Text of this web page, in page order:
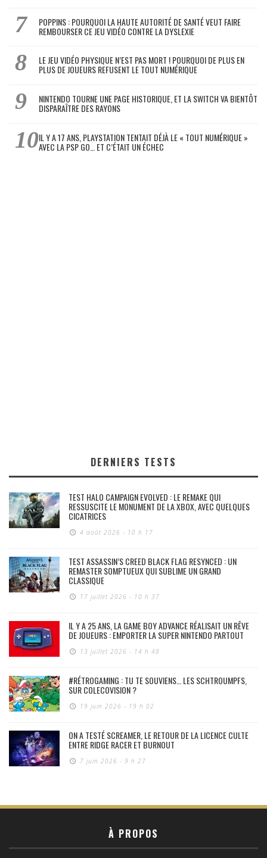
POPPINS : POURQUOI LA HAUTE AUTORITÉ DE SANTÉ VEUT FAIRE
REMBOURSER CE JEU VIDÉO CONTRE LA DYSLEXIE
LE JEU VIDÉO PHYSIQUE N’EST PAS MORT ! POURQUOI DE PLUS EN
PLUS DE JOUEURS REFUSENT LE TOUT NUMÉRIQUE
NINTENDO TOURNE UNE PAGE HISTORIQUE, ET LA SWITCH VA BIENTÔT
DISPARAÎTRE DES RAYONS
IL Y A 17 ANS, PLAYSTATION TENTAIT DÉJÀ LE « TOUT NUMÉRIQUE »
AVEC LA PSP GO… ET C’ÉTAIT UN ÉCHEC
DERNIERS TESTS
TEST HALO CAMPAIGN EVOLVED : LE REMAKE QUI
RESSUSCITE LE MONUMENT DE LA XBOX, AVEC QUELQUES
CICATRICES
4 août 2026 - 10 h 17
TEST ASSASSIN’S CREED BLACK FLAG RESYNCED : UN
REMASTER SOMPTUEUX QUI SUBLIME UN GRAND
CLASSIQUE
17 juillet 2026 - 10 h 37
IL Y A 25 ANS, LA GAME BOY ADVANCE RÉALISAIT UN RÊVE
DE JOUEURS : EMPORTER LA SUPER NINTENDO PARTOUT
13 juillet 2026 - 14 h 48
#RÉTROGAMING : TU TE SOUVIENS… LES SCHTROUMPFS,
SUR COLECOVISION ?
19 juin 2026 - 19 h 02
ON A TESTÉ SCREAMER, LE RETOUR DE LA LICENCE CULTE
ENTRE RIDGE RACER ET BURNOUT
7 juin 2026 - 9 h 27
À PROPOS